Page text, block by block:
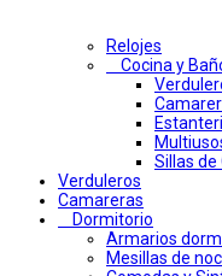
Relojes
Cocina y
Sillas de
Verduleros
Camareras
Dormitorio
Armarios
Mesillas de